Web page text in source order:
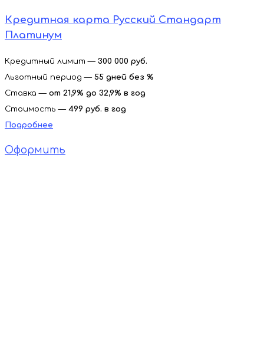
Кредитная карта Русский Стандарт
Платинум
Кредитный лимит — 300 000 руб.
Льготный период — 55 дней без %
Ставка — от 21,9% до 32,9% в год
Стоимость — 499 руб. в год
Подробнее
Оформить